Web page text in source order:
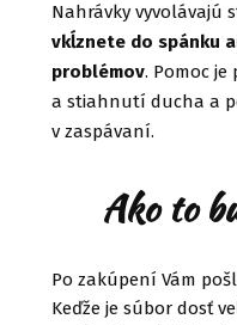
Nahrávky vyvolávajú
vkĺznete do spánku
problémov. Pomoc
a stiahnutí ducha a
v zaspávaní.
Ako to
Po zakúpení Vám
Keďže je súbor dosť